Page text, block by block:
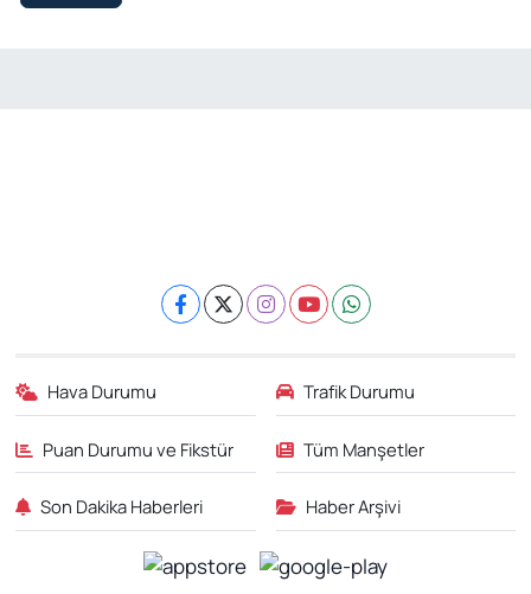
Hava Durumu Trafik Durumu
Puan Durumu ve Fikstür Tüm Manşetler
Son Dakika Haberleri Haber Arşivi